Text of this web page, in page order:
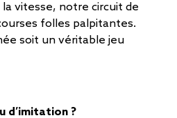
la vitesse, notre circuit de
folles palpitantes.
soit un véritable jeu
d’imitation ?